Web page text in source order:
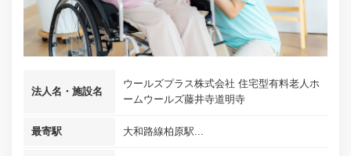
法人名・施設名
ウールズプラス株式会社 住宅型有料老人ホ
ームウールズ藤井寺道明寺
最寄駅 大和路線柏原駅...